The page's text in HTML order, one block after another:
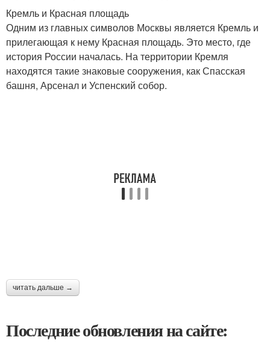
Кремль и Красная площадь
Одним из главных символов Москвы является Кремль и
прилегающая к нему Красная площадь. Это место, где
история России началась. На территории Кремля
находятся такие знаковые сооружения, как Спасская
башня, Арсенал и Успенский собор.
читать дальше →
Последние обновления на сайте: